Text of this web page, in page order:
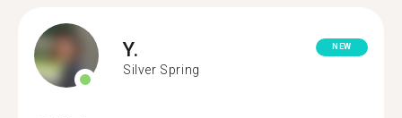
Y.
Silver Spring
NEW